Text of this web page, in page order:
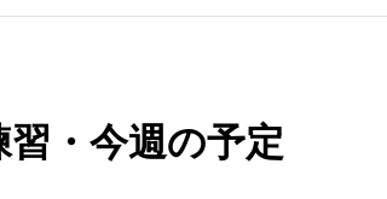
・今週の予定